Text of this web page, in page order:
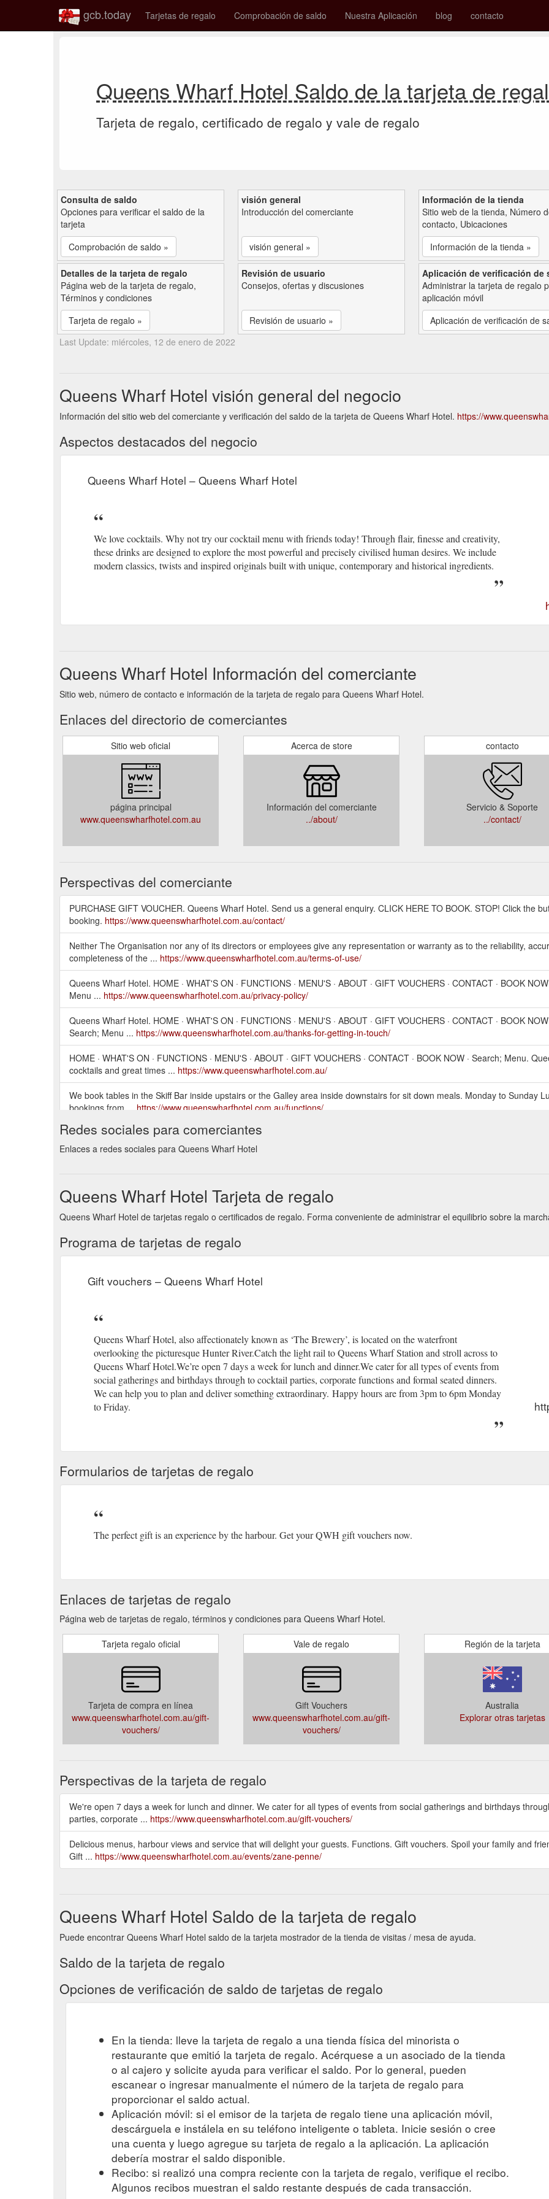
gcb.today Tarjetas de regalo Comprobación de saldo Nuestra Aplicación blog contacto
Queens Wharf Hotel Saldo de la tarjeta de
Tarjeta de regalo, certificado de regalo y vale de regalo
Consulta de saldo
Opciones para verificar el saldo de la
tarjeta
Comprobación de saldo »
visión general
Introducción del comerciante
visión general »
Información de la tienda
Sitio web de la tienda, Número
contacto, Ubicaciones
Información de la tienda »
Detalles de la tarjeta de regalo
Página web de la tarjeta de regalo,
Términos y condiciones
Tarjeta de regalo »
Revisión de usuario
Consejos, ofertas y discusiones
Revisión de usuario »
Aplicación de verificación de
Administrar la tarjeta de regalo
aplicación móvil
Aplicación de verificación de
Last Update: miércoles, 12 de enero de 2022
Queens Wharf Hotel visión general del negocio
Información del sitio web del comerciante y verificación del saldo de la tarjeta de Queens Wharf Hotel. https://
Aspectos destacados del negocio
Queens Wharf Hotel – Queens Wharf Hotel
We love cocktails. Why not try our cocktail menu with friends today! Through flair, finesse and creativity,
these drinks are designed to explore the most powerful and precisely civilised human desires. We include
modern classics, twists and inspired originals built with unique, contemporary and historical ingredients.
Queens Wharf Hotel Información del comerciante
Sitio web, número de contacto e información de la tarjeta de regalo para Queens Wharf Hotel.
Enlaces del directorio de comerciantes
Sitio web oficial
página principal
www.queenswharfhotel.com.au
Acerca de store
Información del comerciante
../about/
contacto
Servicio & Soporte
../contact/
Perspectivas del comerciante
PURCHASE GIFT VOUCHER. Queens Wharf Hotel. Send us a general enquiry. CLICK HERE TO BOOK. STOP! Click the
booking. https://www.queenswharfhotel.com.au/contact/
Neither The Organisation nor any of its directors or employees give any representation or warranty as to the reliability,
completeness of the ... https://www.queenswharfhotel.com.au/terms-of-use/
Queens Wharf Hotel. HOME · WHAT'S ON · FUNCTIONS · MENU'S · ABOUT · GIFT VOUCHERS · CONTACT · BOOK
Menu ... https://www.queenswharfhotel.com.au/privacy-policy/
Queens Wharf Hotel. HOME · WHAT'S ON · FUNCTIONS · MENU'S · ABOUT · GIFT VOUCHERS · CONTACT · BOOK NOW
Search; Menu ... https://www.queenswharfhotel.com.au/thanks-for-getting-in-touch/
HOME · WHAT'S ON · FUNCTIONS · MENU'S · ABOUT · GIFT VOUCHERS · CONTACT · BOOK NOW · Search; Menu.
cocktails and great times ... https://www.queenswharfhotel.com.au/
We book tables in the Skiff Bar inside upstairs or the Galley area inside downstairs for sit down meals. Monday to Sunday
bookings from ... https://www.queenswharfhotel.com.au/functions/
Feb 19, 2021 ... HOME · COVID · WHAT'S ON · FUNCTIONS · MENU'S · ABOUT · GIFT VOUCHERS · CONTACT · BOOK
february, 2021. Oran Vir.https://www.queenswharfhotel.com.au/events/oran-vir-6/
Redes sociales para comerciantes
Enlaces a redes sociales para Queens Wharf Hotel
Queens Wharf Hotel Tarjeta de regalo
Queens Wharf Hotel de tarjetas regalo o certificados de regalo. Forma conveniente de administrar el equilibrio sobre la
Programa de tarjetas de regalo
Gift vouchers – Queens Wharf Hotel
Queens Wharf Hotel, also affectionately known as ‘The Brewery’, is located on the waterfront
overlooking the picturesque Hunter River.Catch the light rail to Queens Wharf Station and stroll across to
Queens Wharf Hotel.We’re open 7 days a week for lunch and dinner.We cater for all types of events from
social gatherings and birthdays through to cocktail parties, corporate functions and formal seated dinners.
We can help you to plan and deliver something extraordinary. Happy hours are from 3pm to 6pm Monday
to Friday.
Formularios de tarjetas de regalo
The perfect gift is an experience by the harbour. Get your QWH gift vouchers now.
Enlaces de tarjetas de regalo
Página web de tarjetas de regalo, términos y condiciones para Queens Wharf Hotel.
Tarjeta regalo oficial
Tarjeta de compra en línea
www.queenswharfhotel.com.au/gift-
vouchers/
Vale de regalo
Gift Vouchers
www.queenswharfhotel.com.au/gift-
vouchers/
Región de la tarjeta
Australia
Explorar otras tarjetas
Perspectivas de la tarjeta de regalo
We're open 7 days a week for lunch and dinner. We cater for all types of events from social gatherings and birthdays
parties, corporate ... https://www.queenswharfhotel.com.au/gift-vouchers/
Delicious menus, harbour views and service that will delight your guests. Functions. Gift vouchers. Spoil your family and
Gift ... https://www.queenswharfhotel.com.au/events/zane-penne/
Queens Wharf Hotel Saldo de la tarjeta de regalo
Puede encontrar Queens Wharf Hotel saldo de la tarjeta mostrador de la tienda de visitas / mesa de ayuda.
Saldo de la tarjeta de regalo
Opciones de verificación de saldo de tarjetas de regalo
En la tienda: lleve la tarjeta de regalo a una tienda física del minorista o
restaurante que emitió la tarjeta de regalo. Acérquese a un asociado de la tienda
o al cajero y solicite ayuda para verificar el saldo. Por lo general, pueden
escanear o ingresar manualmente el número de la tarjeta de regalo para
proporcionar el saldo actual.
Aplicación móvil: si el emisor de la tarjeta de regalo tiene una aplicación móvil,
descárguela e instálela en su teléfono inteligente o tableta. Inicie sesión o cree
una cuenta y luego agregue su tarjeta de regalo a la aplicación. La aplicación
debería mostrar el saldo disponible.
Recibo: si realizó una compra reciente con la tarjeta de regalo, verifique el recibo.
Algunos recibos muestran el saldo restante después de cada transacción.